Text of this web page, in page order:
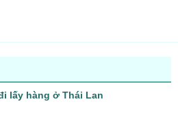
lấy hàng ở Thái Lan